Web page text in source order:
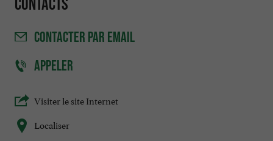
CONTACTER PAR EMAIL
APPELER
Visiter le site Internet
Localiser